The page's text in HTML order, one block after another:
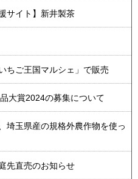
サイト】新井製茶
ちご王国マルシェ」で販売
大賞2024の募集について
埼玉県産の規格外農作物を使っ
先直売のお知らせ